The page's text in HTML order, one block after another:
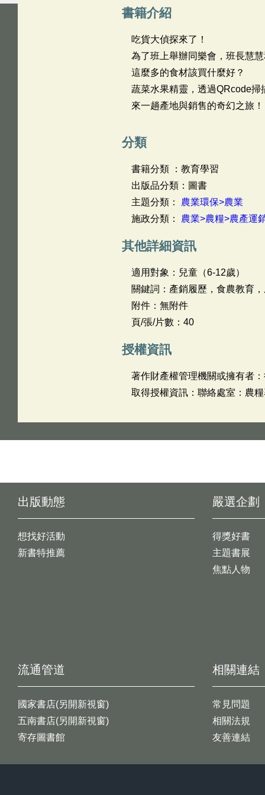
書籍介紹
吃貨大偵探來了！
為了班上舉辦同樂會，班長慧
這麼多的食材該買什麼好？
蔬菜水果精靈，透過QRcode掃
來一趟產地與銷售的奇幻之旅！
分類
書籍分類 ：教育學習
出版品分類：圖書
主題分類： 農業環保>農業
施政分類： 農業>農糧>農產運
其他詳細資訊
適用對象：兒童（6-12歲）
關鍵詞：產銷履歷，食農教育
附件：無附件
頁/張/片數：40
授權資訊
著作財產權管理機關或擁有者
取得授權資訊：聯絡處室：農
出版動態
想找好活動
新書特推薦
嚴選企劃
得獎好書
主題書展
焦點人物
流通管道
國家書店(另開新視窗)
五南書店(另開新視窗)
寄存圖書館
相關連結
常見問題
相關法規
友善連結